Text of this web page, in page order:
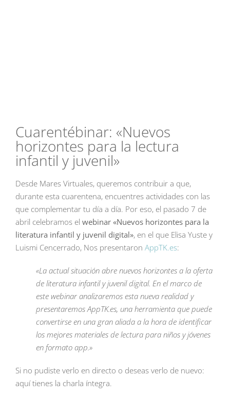
Cuarentébinar: «Nuevos
horizontes para la lectura
infantil y juvenil»
Desde Mares Virtuales, queremos contribuir a que,
durante esta cuarentena, encuentres actividades con las
que complementar tu día a día. Por eso, el pasado 7 de
abril celebramos el webinar «Nuevos horizontes para la
literatura infantil y juvenil digital», en el que Elisa Yuste y
Luismi Cencerrado, Nos presentaron AppTK.es:
«La actual situación abre nuevos horizontes a la oferta
de literatura infantil y juvenil digital. En el marco de
este webinar analizaremos esta nueva realidad y
presentaremos AppTK.es, una herramienta que puede
convertirse en una gran aliada a la hora de identificar
los mejores materiales de lectura para niños y jóvenes
en formato app.»
Si no pudiste verlo en directo o deseas verlo de nuevo:
aquí tienes la charla íntegra.